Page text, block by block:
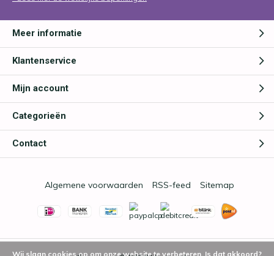
Meer informatie
Klantenservice
Mijn account
Categorieën
Contact
Algemene voorwaarden RSS-feed Sitemap
Wij slaan cookies op om onze website te verbeteren. Is dat akkoord?